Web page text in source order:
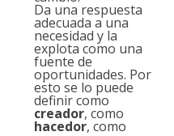
Da una respuesta
adecuada a una
necesidad y la
explota como una
fuente de
oportunidades. Por
esto se lo puede
definir como
creador, como
hacedor, como